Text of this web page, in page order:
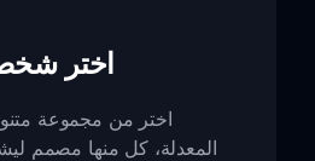
اختر
اختر من مجموعة
المعدلة، كل منها مصمم